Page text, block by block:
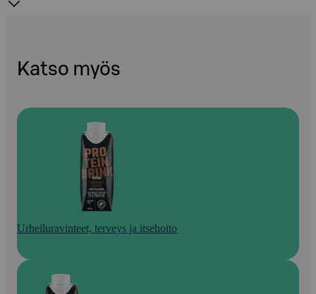
Katso myös
Urheiluravinteet, terveys ja itsehoito